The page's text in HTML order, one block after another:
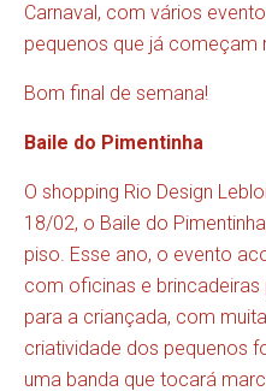
Carnaval, com vários
pequenos que já começam
Bom final de semana!
Baile do Pimentinha
O shopping Rio Design
18/02, o Baile do
piso. Esse ano, o evento
com oficinas e brincadeiras
para a criançada, com
criatividade dos pequenos
uma banda que tocará